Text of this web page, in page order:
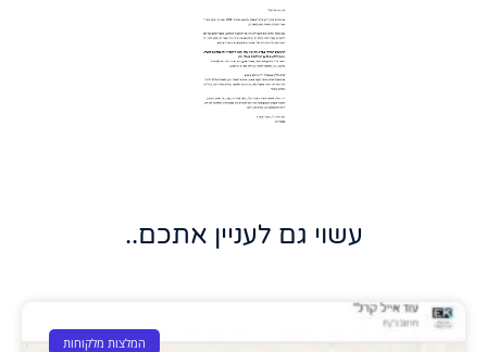
עשוי גם לעניין אתכם..
המלצות מלקוחות